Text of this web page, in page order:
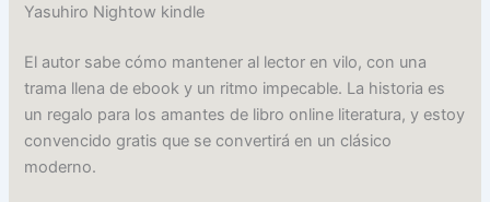
Yasuhiro Nightow kindle
El autor sabe cómo mantener al lector en vilo, con una
trama llena de ebook y un ritmo impecable. La historia es
un regalo para los amantes de libro online​ literatura, y estoy
convencido gratis que se convertirá en un clásico
moderno.